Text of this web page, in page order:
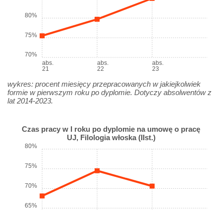
abs.
21
abs.
22
abs.
23
70%
75%
80%
wykres: procent miesięcy przepracowanych w jakiejkolwiek
formie w pierwszym roku po dyplomie. Dotyczy absolwentów z
lat 2014-2023.
Czas pracy w I roku po dyplomie na umowę o pracę
UJ, Filologia włoska (IIst.)
65%
70%
75%
80%